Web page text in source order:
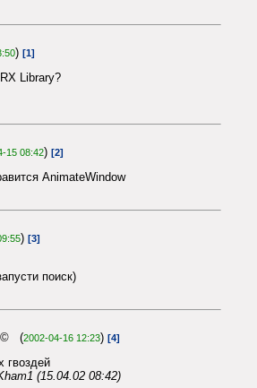
) [1]
Library?
15 08:42) [2]
AnimateWindow
) [3]
поиск)
© (2002-04-16 12:23) [4]
гвоздей
(15.04.02 08:42)